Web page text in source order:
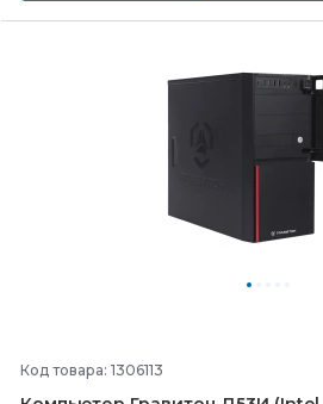
Код товара: 1306113